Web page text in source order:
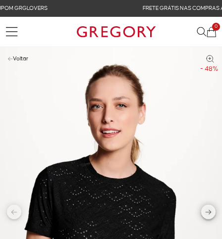
FRETE GRÁTIS NAS COMPRAS ACIMA DE R$ 899
0
- 48%
Voltar